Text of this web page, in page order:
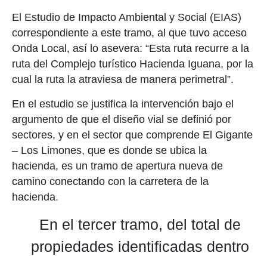
El Estudio de Impacto Ambiental y Social (EIAS)
correspondiente a este tramo, al que tuvo acceso
Onda Local, así lo asevera: “Esta ruta recurre a la
ruta del Complejo turístico Hacienda Iguana, por la
cual la ruta la atraviesa de manera perimetral”.
En el estudio se justifica la intervención bajo el
argumento de que el diseño vial se definió por
sectores, y en el sector que comprende El Gigante
– Los Limones, que es donde se ubica la
hacienda, es un tramo de apertura nueva de
camino conectando con la carretera de la
hacienda.
En el tercer tramo, del total de
propiedades identificadas dentro